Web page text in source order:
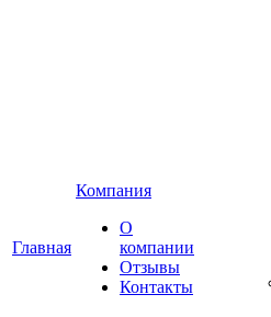
Главная
Компания
О
компании
Отзывы
Контакты